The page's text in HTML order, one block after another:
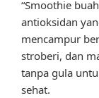
“Smoothie
antioksidan
mencampur
stroberi, dan
tanpa gula
sehat.